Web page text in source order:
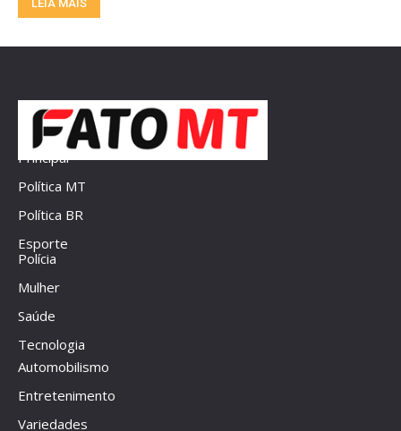
LEIA MAIS
Principal
Política MT
Política BR
Esporte
Polícia
Mulher
Saúde
Tecnologia
Automobilismo
Entretenimento
Variedades